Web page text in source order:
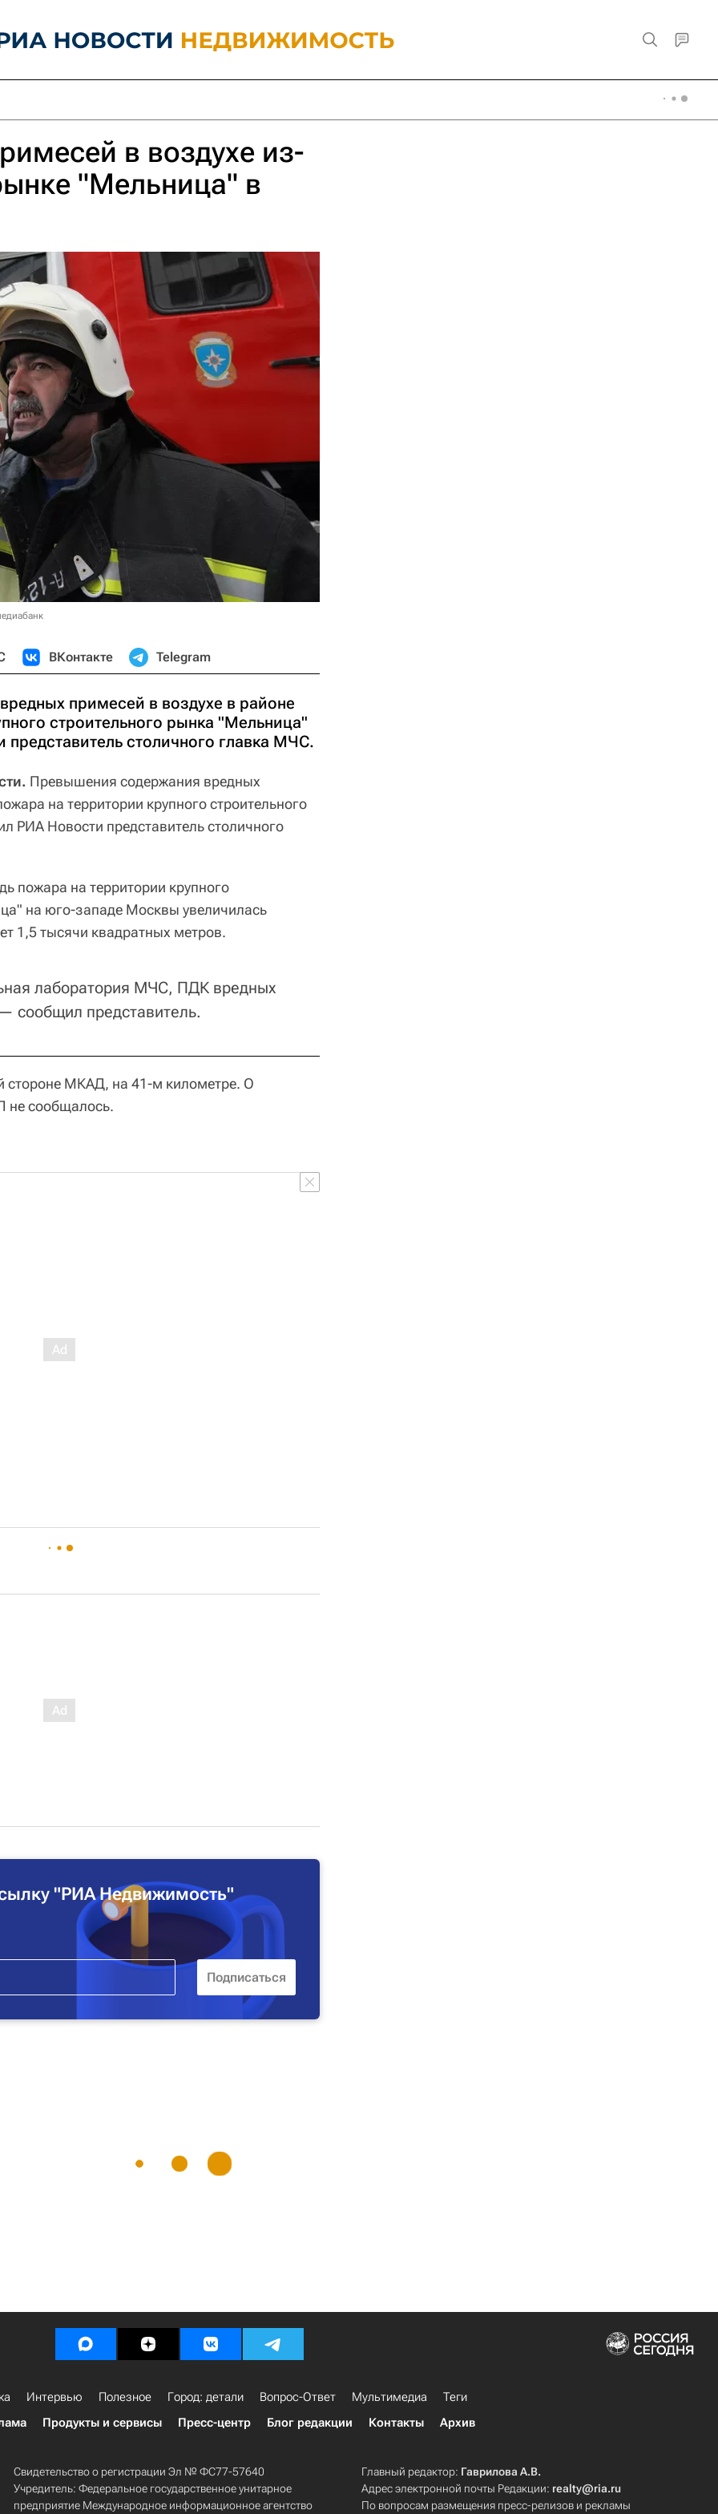
в воздухе из-
"Мельница" в
ВКонтакте Telegram
примесей в воздухе в районе
строительного рынка "Мельница"
столичного главка МЧС.
Превышения содержания вредных
на территории крупного строительного
РИА Новости представитель столичного
пожара на территории крупного
на юго-западе Москвы увеличилась
1,5 тысячи квадратных метров.
лаборатория МЧС, ПДК вредных
сообщил представитель.
стороне МКАД, на 41-м километре. О
не сообщалось.
"РИА Недвижимость"
Интервью Полезное Город: детали Вопрос-Ответ Мультимедиа
Теги
Продукты и сервисы Пресс-центр Блог редакции Контакты Архив
Свидетельство о регистрации Эл № ФС77-57640
Учредитель: Федеральное государственное унитарное
предприятие Международное информационное агентство
Главный редактор: Гаврилова А.В.
Адрес электронной почты Редакции: realty@ria.ru
По вопросам размещения пресс-релизов и рекламы